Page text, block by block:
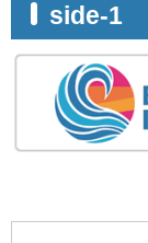
side-1